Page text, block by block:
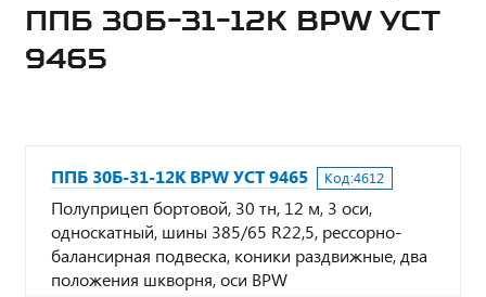
ППБ 30Б-31-12К BPW УСТ
9465
ППБ 30Б-31-12К BPW УСТ 9465 Код:4612
Полуприцеп бортовой, 30 тн, 12 м, 3 оси,
односкатный, шины 385/65 R22,5, рессорно-
балансирная подвеска, коники раздвижные, два
положения шкворня, оси BPW